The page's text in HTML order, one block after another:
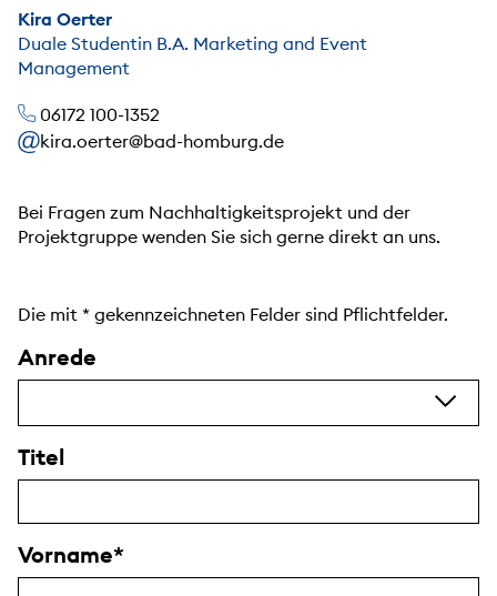
Kira Oerter
Duale Studentin B.A. Marketing and Event
Management
06172 100-1352
kira.oerter@bad-homburg.de
Bei Fragen zum Nachhaltigkeitsprojekt und der
Projektgruppe wenden Sie sich gerne direkt an uns.
Die mit * gekennzeichneten Felder sind Pflichtfelder.
Anrede
Titel
Vorname